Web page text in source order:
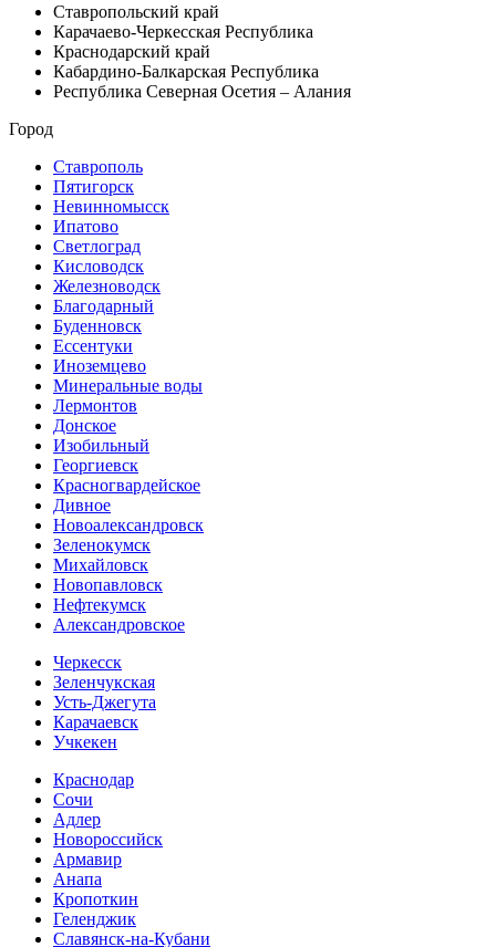
Ставропольский край
Карачаево-Черкесская Республика
Краснодарский край
Кабардино-Балкарская Республика
Республика Северная Осетия – Алания
Город
Ставрополь
Пятигорск
Невинномысск
Ипатово
Светлоград
Кисловодск
Железноводск
Благодарный
Буденновск
Ессентуки
Иноземцево
Минеральные воды
Лермонтов
Донское
Изобильный
Георгиевск
Красногвардейское
Дивное
Новоалександровск
Зеленокумск
Михайловск
Новопавловск
Нефтекумск
Александровское
Черкесск
Зеленчукская
Усть-Джегута
Карачаевск
Учкекен
Краснодар
Сочи
Адлер
Новороссийск
Армавир
Анапа
Кропоткин
Геленджик
Славянск-на-Кубани